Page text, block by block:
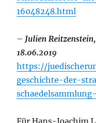
16048248.html
– Julien Reitzenstein
18.06.2019
https://
geschichte-der-
Für Hans-Joachim